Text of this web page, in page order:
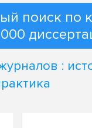
поиск по
: